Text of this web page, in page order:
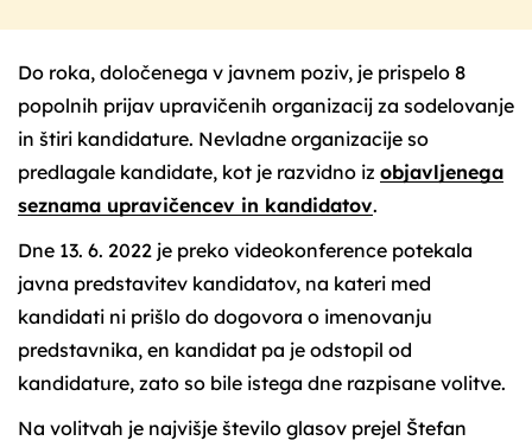
Do roka, določenega v javnem poziv, je prispelo 8
popolnih prijav upravičenih organizacij za sodelovanje
in štiri kandidature. Nevladne organizacije so
predlagale kandidate, kot je razvidno iz objavljenega
seznama upravičencev in kandidatov.
Dne 13. 6. 2022 je preko videokonference potekala
javna predstavitev kandidatov, na kateri med
kandidati ni prišlo do dogovora o imenovanju
predstavnika, en kandidat pa je odstopil od
kandidature, zato so bile istega dne razpisane volitve.
Na volitvah je najvišje število glasov prejel Štefan